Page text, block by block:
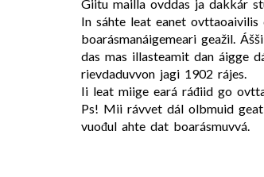
Giitu mailla ovddas ja dakkár
In sáhte leat eanet ovttaoaivilis
boarásmanáigemeari geažil.
das mas illasteamit dan áigge
rievdaduvvon jagi 1902 rájes.
Ii leat miige eará ráđiid go
Ps! Mii rávvet dál olbmuid geat
vuođul ahte dat boarásmuvvá.